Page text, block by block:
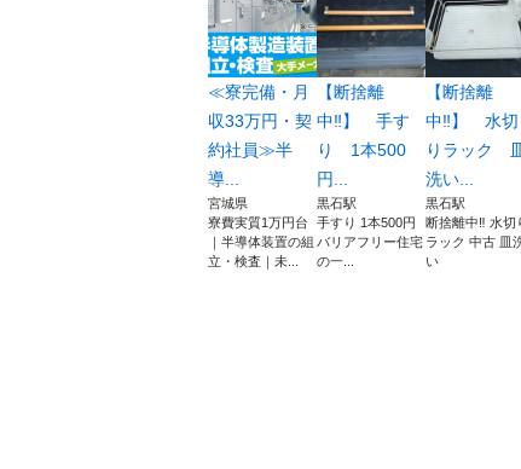
≪寮完備・月
収33万円・契
約社員≫半
導...
宮城県
寮費実質1万円台
｜半導体装置の組
立・検査｜未...
【断捨離
中‼️】 手す
り 1本500
円...
黒石駅
手すり 1本500円
バリアフリー住宅
の一...
【断捨離
中‼️】 水切
りラック
洗い...
黒石駅
断捨離中‼️ 水切
ラック 中古 皿
い